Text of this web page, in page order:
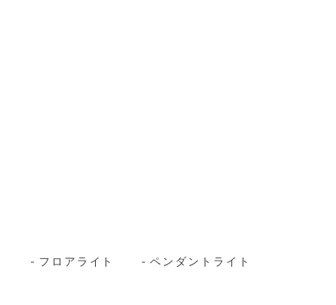
フロアライト ペンダントライト